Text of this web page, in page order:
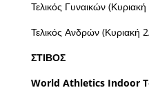
Τελικός Γυναικών
Τελικός Ανδρών (Κυριακή
ΣΤΙΒΟΣ
World Athletics Indoor